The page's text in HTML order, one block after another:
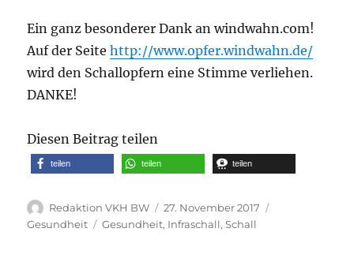
Ein ganz besonderer Dank an windwahn.com!
Auf der Seitehttp://www.opfer.windwahn.de/
wird den Schallopfern eine Stimme verliehen.
DANKE!
Diesen Beitrag teilen
teilen teilen teilen
Autor
Redaktion VKH BW
Veröffentlicht
am
27. November 2017
Gesundheit
Schlagwörter
Gesundheit, Infraschall,Schall